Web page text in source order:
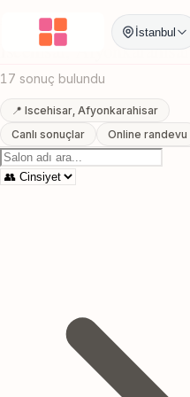
İstanbul
Anasayfa / Afyonkarahisar
Iscehisar,
17 sonuç bulundu
📍 Iscehisar, Afyonkarahisar
Canlı sonuçlar
Online randevu